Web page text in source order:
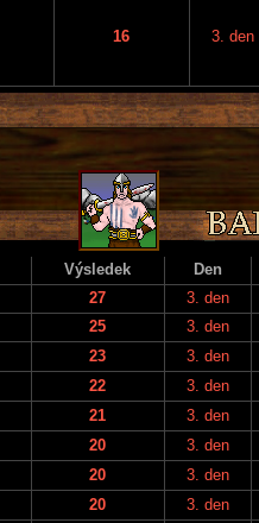
16 3. den
Výsledek
Den
27
3. den
25
3. den
23
3. den
22
3. den
21
3. den
20
3. den
20
3. den
20
3. den